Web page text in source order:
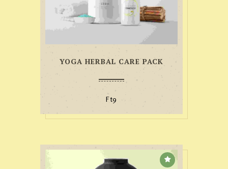
YOGA HERBAL CARE PACK
Ft9